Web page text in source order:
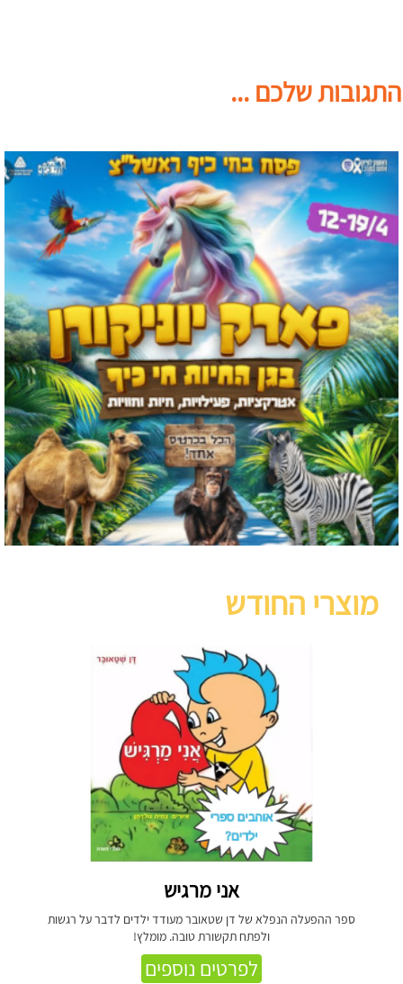
התגובות שלכם ...
מוצרי החודש
אני מרגיש
ספר ההפעלה הנפלא של דן שטאובר מעודד ילדים לדבר על רגשות
ולפתח תקשורת טובה. מומלץ!
לפרטים נוספים